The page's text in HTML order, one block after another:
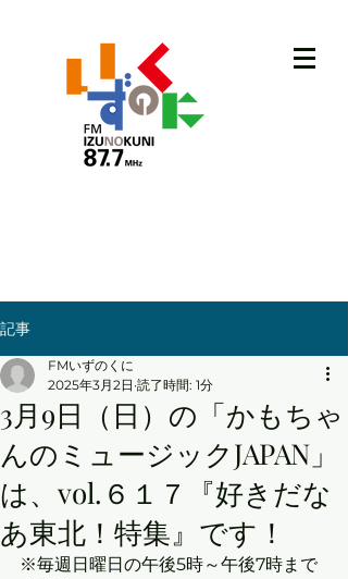
記事
3月9日（日）の「かもちゃ
んのミュージックJAPAN」
は、vol.６１７『好きだな
あ東北！特集』です！
FMいずのくに
2025年3月2日 読了時間: 1分
※毎週日曜日の午後5時～午後7時まで